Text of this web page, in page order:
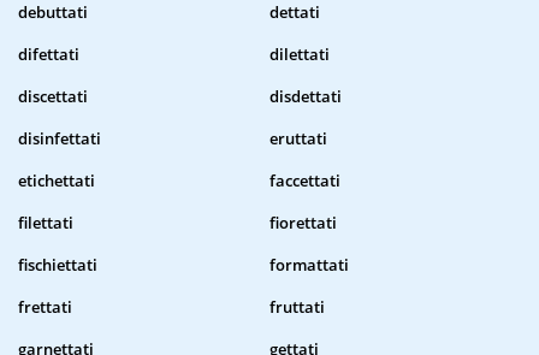
debuttati
dettati
difettati
dilettati
discettati
disdettati
disinfettati
eruttati
etichettati
faccettati
filettati
fiorettati
fischiettati
formattati
frettati
fruttati
garnettati
gettati